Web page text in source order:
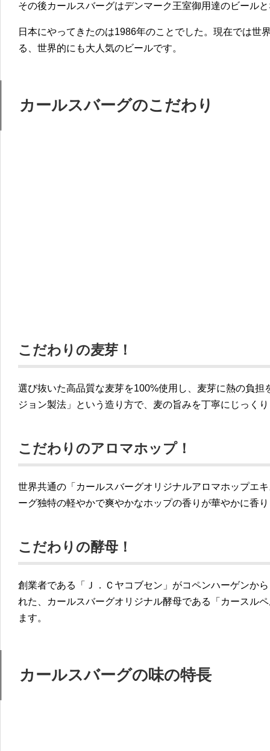
その後カールスバーグはデンマーク王室御用達のビール
日本にやってきたのは1986年のことでした。現在では世
る、世界的にも大人気のビールです。
カールスバーグのこだわり
こだわりの麦芽！
選び抜いた高品質な麦芽を100%使用し、麦芽に熱の負担
ジョン製法」という造り方で、麦の旨みを丁寧にじっく
こだわりのアロマホップ！
世界共通の「カールスバーグオリジナルアロマホップエ
ーグ独特の軽やかで爽やかなホップの香りが華やかに香
こだわりの酵母！
創業者である「Ｊ．Ｃヤコブセン」がコペンハーゲンか
れた、カールスバーグオリジナル酵母である「カースル
ます。
カールスバーグの味の特長